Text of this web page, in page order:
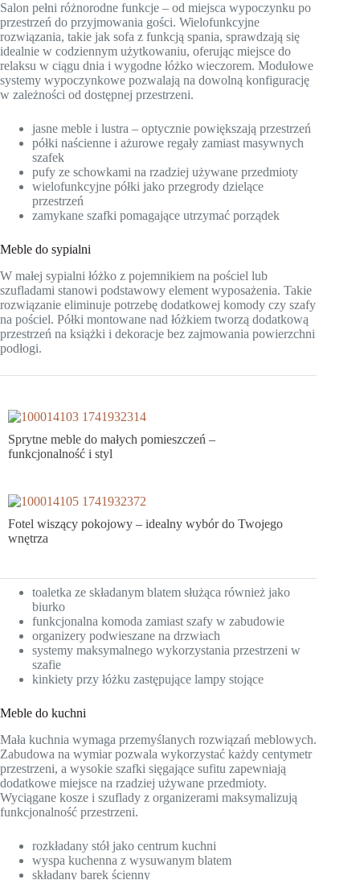
Salon pełni różnorodne funkcje – od miejsca wypoczynku po
przestrzeń do przyjmowania gości. Wielofunkcyjne
rozwiązania, takie jak sofa z funkcją spania, sprawdzają się
idealnie w codziennym użytkowaniu, oferując miejsce do
relaksu w ciągu dnia i wygodne łóżko wieczorem. Modułowe
systemy wypoczynkowe pozwalają na dowolną konfigurację
w zależności od dostępnej przestrzeni.
jasne meble i lustra – optycznie powiększają przestrzeń
półki naścienne i ażurowe regały zamiast masywnych
szafek
pufy ze schowkami na rzadziej używane przedmioty
wielofunkcyjne półki jako przegrody dzielące
przestrzeń
zamykane szafki pomagające utrzymać porządek
Meble do sypialni
W małej sypialni łóżko z pojemnikiem na pościel lub
szufladami stanowi podstawowy element wyposażenia. Takie
rozwiązanie eliminuje potrzebę dodatkowej komody czy szafy
na pościel. Półki montowane nad łóżkiem tworzą dodatkową
przestrzeń na książki i dekoracje bez zajmowania powierzchni
podłogi.
Sprytne meble do małych pomieszczeń –
funkcjonalność i styl
Fotel wiszący pokojowy – idealny wybór do Twojego
wnętrza
toaletka ze składanym blatem służąca również jako
biurko
funkcjonalna komoda zamiast szafy w zabudowie
organizery podwieszane na drzwiach
systemy maksymalnego wykorzystania przestrzeni w
szafie
kinkiety przy łóżku zastępujące lampy stojące
Meble do kuchni
Mała kuchnia wymaga przemyślanych rozwiązań meblowych.
Zabudowa na wymiar pozwala wykorzystać każdy centymetr
przestrzeni, a wysokie szafki sięgające sufitu zapewniają
dodatkowe miejsce na rzadziej używane przedmioty.
Wyciągane kosze i szuflady z organizerami maksymalizują
funkcjonalność przestrzeni.
rozkładany stół jako centrum kuchni
wyspa kuchenna z wysuwanym blatem
składany barek ścienny